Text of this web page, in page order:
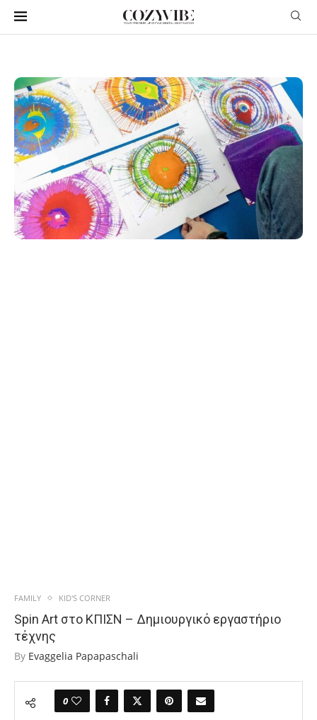
FAMILY KID'S CORNER
Spin Art στο ΚΠΙΣΝ – Δημιουργικό εργαστήριο
τέχνης
By Evaggelia Papapaschali
0